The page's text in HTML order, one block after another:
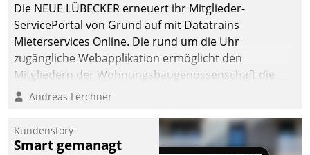
Die NEUE LÜBECKER erneuert ihr Mitglieder-
ServicePortal von Grund auf mit Datatrains
Mieterservices Online. Die rund um die Uhr
zugängliche Webapplikation ermöglicht den
Mitgliedern der Wohnungs­bau­genossenschaft die
Kontaktaufnahme per Smartphone, Tablet oder PC.
Andreas Lerchner
Kundenstory
Smart gemanagt